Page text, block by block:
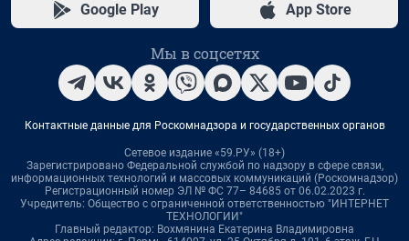
Google Play App Store
Мы в соцсетях
Контактные данные для Роскомнадзора и государственных органов
Сетевое издание «59.РУ» (18+)
Зарегистрировано Федеральной службой по надзору в сфере связи,
информационных технологий и массовых коммуникаций (Роскомнадзор)
Регистрационный номер ЭЛ № ФС 77– 84685 от 06.02.2023 г.
Учредитель: Общество с ограниченной ответственностью "ИНТЕРНЕТ
ТЕХНОЛОГИИ"
Главный редактор: Вохмянина Екатерина Владимировна